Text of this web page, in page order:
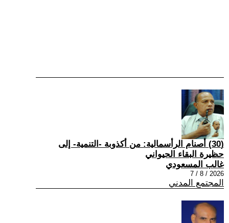
(30) أصنام الرأسمالية: من أكذوبة -التنمية- إلى
حظيرة البقاء الحيواني
غالب المسعودي
2026 / 8 / 7
المجتمع المدني